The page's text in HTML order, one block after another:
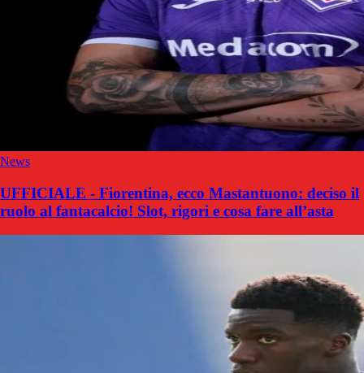
News
UFFICIALE - Fiorentina, ecco Mastantuono: deciso il
ruolo al fantacalcio! Slot, rigori e cosa fare all’asta